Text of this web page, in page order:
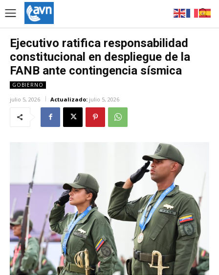
Ejecutivo ratifica responsabilidad
constitucional en despliegue de la
FANB ante contingencia sísmica
GOBIERNO
julio 5, 2026 Actualizado: julio 5, 2026